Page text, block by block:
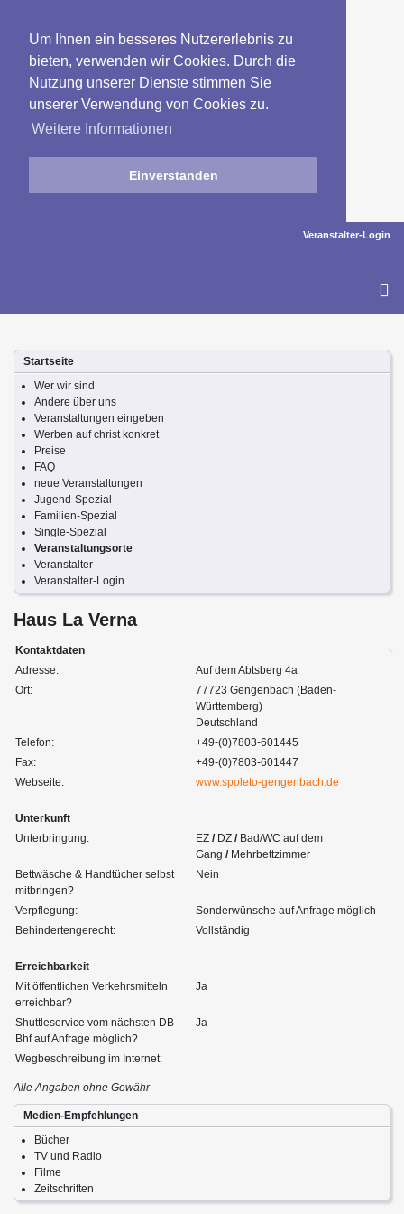
Um Ihnen ein besseres Nutzererlebnis zu
bieten, verwenden wir Cookies. Durch die
Nutzung unserer Dienste stimmen Sie
unserer Verwendung von Cookies zu.
Weitere Informationen
Einverstanden
Veranstalter-Login
Startseite
Wer wir sind
Andere über uns
Veranstaltungen eingeben
Werben auf christ konkret
Preise
FAQ
neue Veranstaltungen
Jugend-Spezial
Familien-Spezial
Single-Spezial
Veranstaltungsorte
Veranstalter
Veranstalter-Login
Haus La Verna
Kontaktdaten
Adresse:
Auf dem Abtsberg 4a
Ort:
77723 Gengenbach (Baden-
Württemberg)
Deutschland
Telefon:
+49-(0)7803-601445
Fax:
+49-(0)7803-601447
Webseite:
www.spoleto-gengenbach.de
Unterkunft
Unterbringung:
EZ /DZ /Bad/WC auf dem
Gang /Mehrbettzimmer
Bettwäsche & Handtücher selbst
mitbringen?
Nein
Verpflegung:
Sonderwünsche auf Anfrage möglich
Behindertengerecht:
Vollständig
Erreichbarkeit
Mit öffentlichen Verkehrsmitteln
erreichbar?
Ja
Shuttleservice vom nächsten DB-
Bhf auf Anfrage möglich?
Ja
Wegbeschreibung im Internet:
Alle Angaben ohne Gewähr
Medien-Empfehlungen
Bücher
TV und Radio
Filme
Zeitschriften